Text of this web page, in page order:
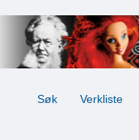
Søk Verkliste